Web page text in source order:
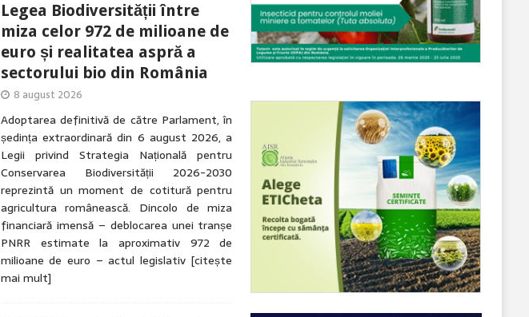
Legea Biodiversității între
miza celor 972 de milioane de
euro și realitatea aspră a
sectorului bio din România
8 august 2026
Adoptarea definitivă de către Parlament, în
ședința extraordinară din 6 august 2026, a
Legii privind Strategia Națională pentru
Conservarea Biodiversității 2026-2030
reprezintă un moment de cotitură pentru
agricultura românească. Dincolo de miza
financiară imensă – deblocarea unei tranșe
PNRR estimate la aproximativ 972 de
milioane de euro – actul legislativ [citește
mai mult]